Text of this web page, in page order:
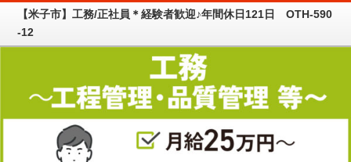
【米子市】工務/正社員＊経験者歓迎♪年間休日121日 OTH-590
-12